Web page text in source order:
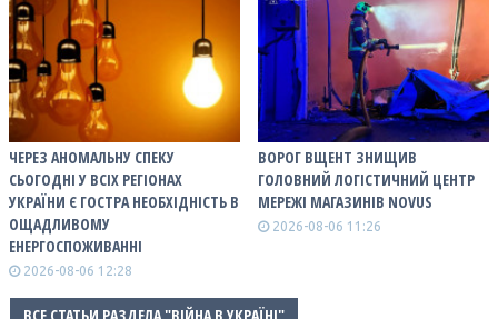
ЧЕРЕЗ АНОМАЛЬНУ СПЕКУ
СЬОГОДНІ У ВСІХ РЕГІОНАХ
УКРАЇНИ Є ГОСТРА НЕОБХІДНІСТЬ В
ОЩАДЛИВОМУ
ЕНЕРГОСПОЖИВАННІ
2026-08-06 12:28
ВОРОГ ВЩЕНТ ЗНИЩИВ
ГОЛОВНИЙ ЛОГІСТИЧНИЙ ЦЕНТР
МЕРЕЖІ МАГАЗИНІВ NOVUS
2026-08-06 11:26